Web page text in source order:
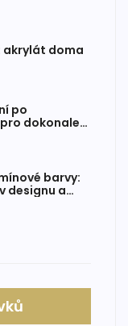
akrylát doma
po
dokonale
barvy:
designu a